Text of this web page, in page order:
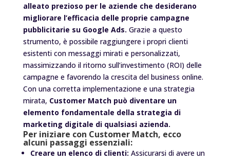
alleato prezioso per le aziende che desiderano
migliorare l’efficacia delle proprie campagne
pubblicitarie su Google Ads. Grazie a questo
strumento, è possibile raggiungere i propri clienti
esistenti con messaggi mirati e personalizzati,
massimizzando il ritorno sull’investimento (ROI) delle
campagne e favorendo la crescita del business online.
Con una corretta implementazione e una strategia
mirata, Customer Match può diventare un
elemento fondamentale della strategia di
marketing digitale di qualsiasi azienda.
Per iniziare con Customer Match, ecco
alcuni passaggi essenziali:
Creare un elenco di clienti: Assicurarsi di avere un